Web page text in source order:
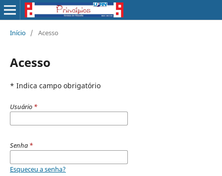
Início / Acesso
Acesso
* Indica campo obrigatório
Usuário *
Senha *
Esqueceu a senha?